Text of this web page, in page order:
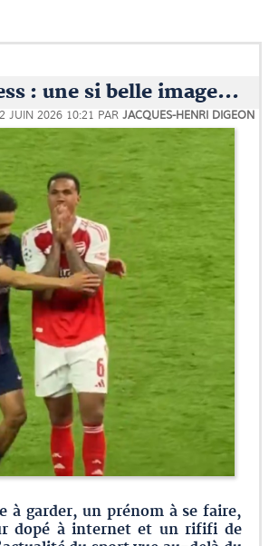
: une si belle image...
2 JUIN 2026 10:21 PAR JACQUES-HENRI DIGEON
à garder, un prénom à se faire,
dopé à internet et un rififi de